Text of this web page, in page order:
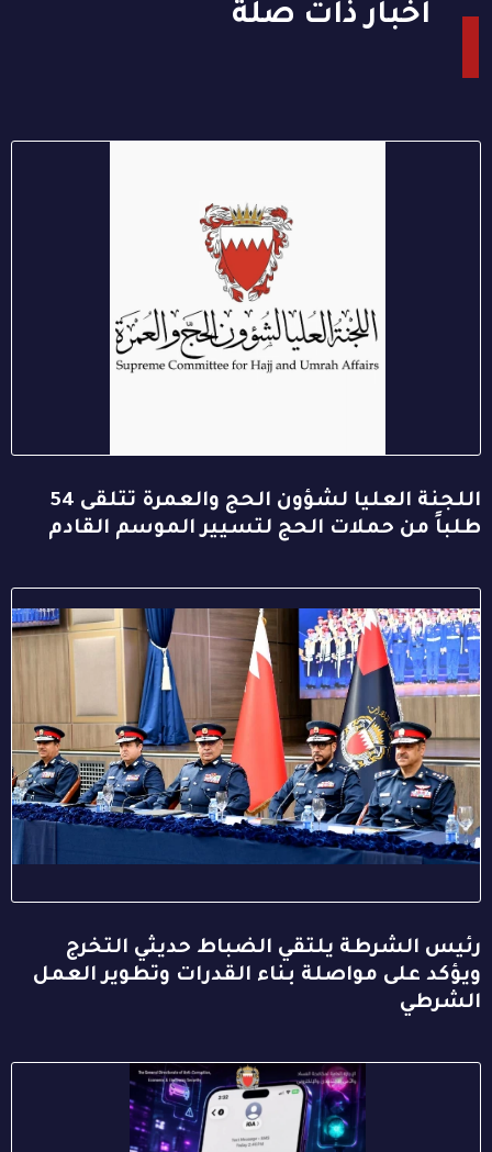
أخبار ذات صلة
اللجنة العليا لشؤون الحج والعمرة تتلقى 54
طلباً من حملات الحج لتسيير الموسم القادم
رئيس الشرطة يلتقي الضباط حديثي التخرج
ويؤكد على مواصلة بناء القدرات وتطوير العمل
الشرطي